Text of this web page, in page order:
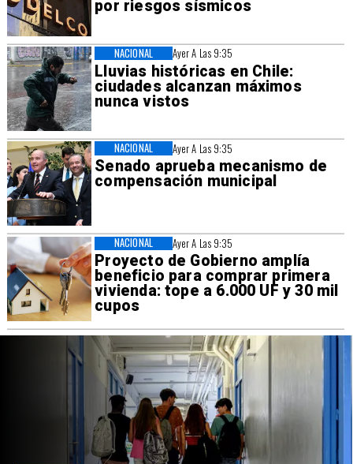
por riesgos sísmicos
Ayer A Las 9:35
Lluvias históricas en Chile:
ciudades alcanzan máximos
nunca vistos
NACIONAL
Ayer A Las 9:35
Senado aprueba mecanismo de
compensación municipal
NACIONAL
Ayer A Las 9:35
Proyecto de Gobierno amplía
beneficio para comprar primera
vivienda: tope a 6.000 UF y 30 mil
cupos
NACIONAL